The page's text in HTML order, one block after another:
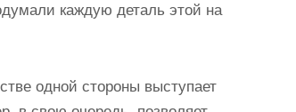
каждую деталь этой на
одной стороны выступает